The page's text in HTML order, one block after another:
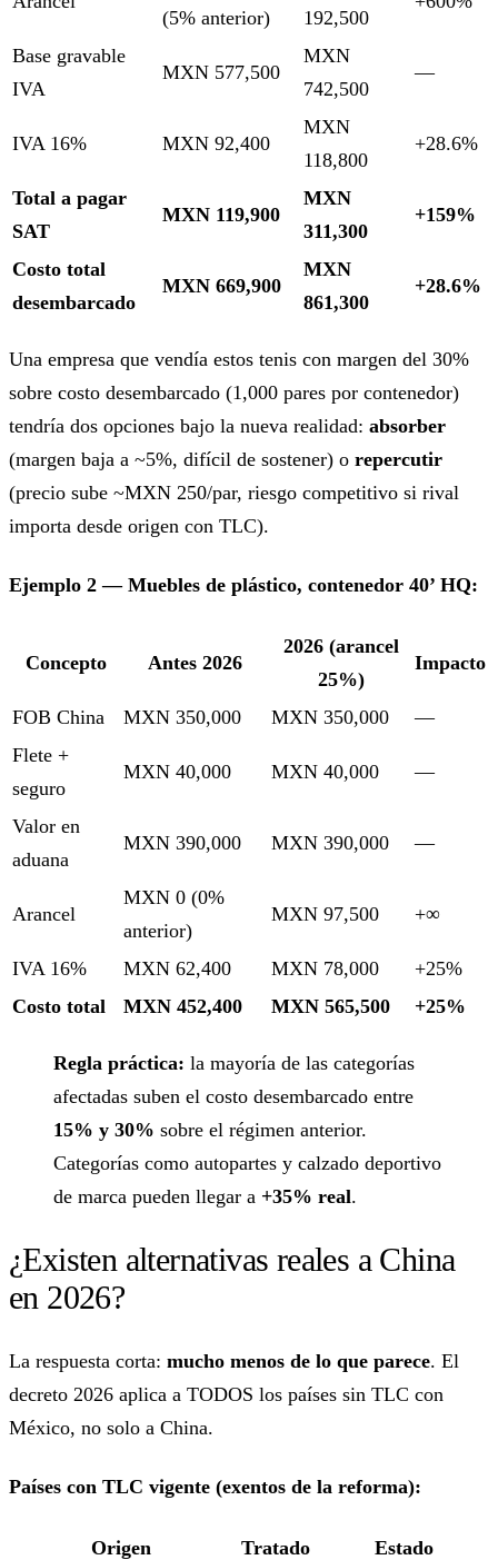
(5% anterior) 192,500
Base gravable
IVA
MXN 577,500
MXN
742,500
—
IVA 16% MXN 92,400
MXN
118,800
+28.6%
Total a pagar
SAT
MXN 119,900
MXN
311,300
+159%
Costo total
desembarcado
MXN 669,900
MXN
861,300
+28.6%
Una empresa que vendía estos tenis con margen del 30%
sobre costo desembarcado (1,000 pares por contenedor)
tendría dos opciones bajo la nueva realidad: absorber
(margen baja a ~5%, difícil de sostener) o repercutir
(precio sube ~MXN 250/par, riesgo competitivo si rival
importa desde origen con TLC).
Ejemplo 2 — Muebles de plástico, contenedor 40’ HQ:
Concepto Antes 2026
2026 (arancel
25%)
Impacto
FOB China MXN 350,000 MXN 350,000
—
Flete +
seguro
MXN 40,000 MXN 40,000 —
Valor en
aduana
MXN 390,000 MXN 390,000 —
Arancel
MXN 0 (0%
anterior)
MXN 97,500 +∞
IVA 16% MXN 62,400 MXN 78,000
+25%
Costo total
MXN 452,400 MXN 565,500 +25%
Regla práctica: la mayoría de las categorías
afectadas suben el costo desembarcado entre
15% y 30% sobre el régimen anterior.
Categorías como autopartes y calzado deportivo
de marca pueden llegar a +35% real.
¿Existen alternativas reales a China
en 2026?
La respuesta corta: mucho menos de lo que parece. El
decreto 2026 aplica a TODOS los países sin TLC con
México, no solo a China.
Países con TLC vigente (exentos de la reforma):
Origen Tratado Estado